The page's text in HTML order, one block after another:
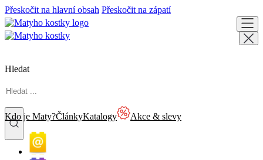
Přeskočit na hlavní obsah Přeskočit na zápatí
Hledat
Kdo je Maty?ČlánkyKatalogy Akce & slevy